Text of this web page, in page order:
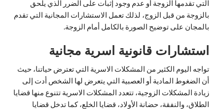
التي تقدمها الزوجة أو عدم وجود إثبات على الضرر الذي يلحق
بالزوجة من قبل الزوج، لذلك تعمل الاستشارات المجانية التي تقدم
بالمجان على توضيح الصورة بالكامل أمام الزوجة.
استشارات قانونية اسرية مجانية
تواجه اليوم الكثير من المشكلات الاسرية التي تعترض حياتنا، حيث
أن الضغوط المادية أو العصبية التي يتعرض لها الشخص أدت إلى
زيادة المشكلات الزوجية، تتعدد المشكلات الاسرية تتنوع منها قضايا
الطلاق، والنفقة، حضانة الأولاد، قضايا الخلع، كما تدخل قضايا